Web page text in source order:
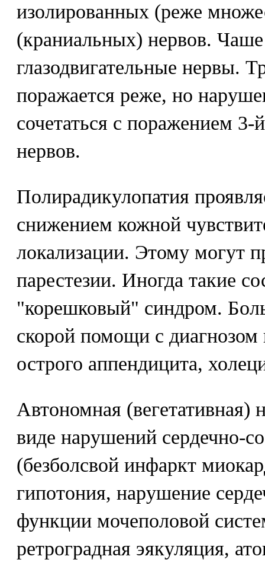
изолированных (реже
(краниальных) нервов.
глазодвигательные нервы.
поражается реже, но
сочетаться с поражением
нервов.
Полирадикулопатия
снижением кожной
локализации. Этому могут
парестезии. Иногда такие
"корешковый" синдром.
скорой помощи с
острого аппендицита,
Автономная (вегетативная)
виде нарушений сердечно-
(безболсвой инфаркт
гипотония, нарушение
функции мочеполовой
ретроградная эякуляция,